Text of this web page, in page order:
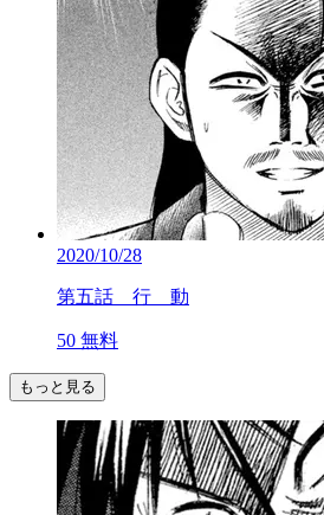
2020/10/28
第五話 行 動
50 無料
もっと見る